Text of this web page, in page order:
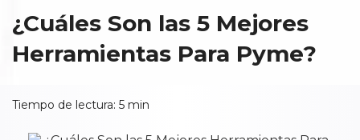
¿Cuáles Son las 5 Mejores
Herramientas Para Pyme?
Tiempo de lectura: 5 min